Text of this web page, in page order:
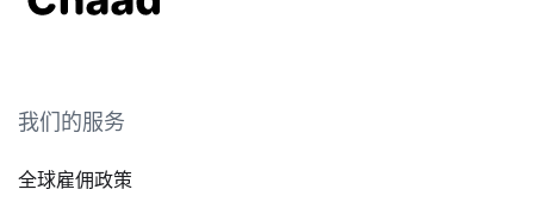
我们的服务
全球雇佣政策